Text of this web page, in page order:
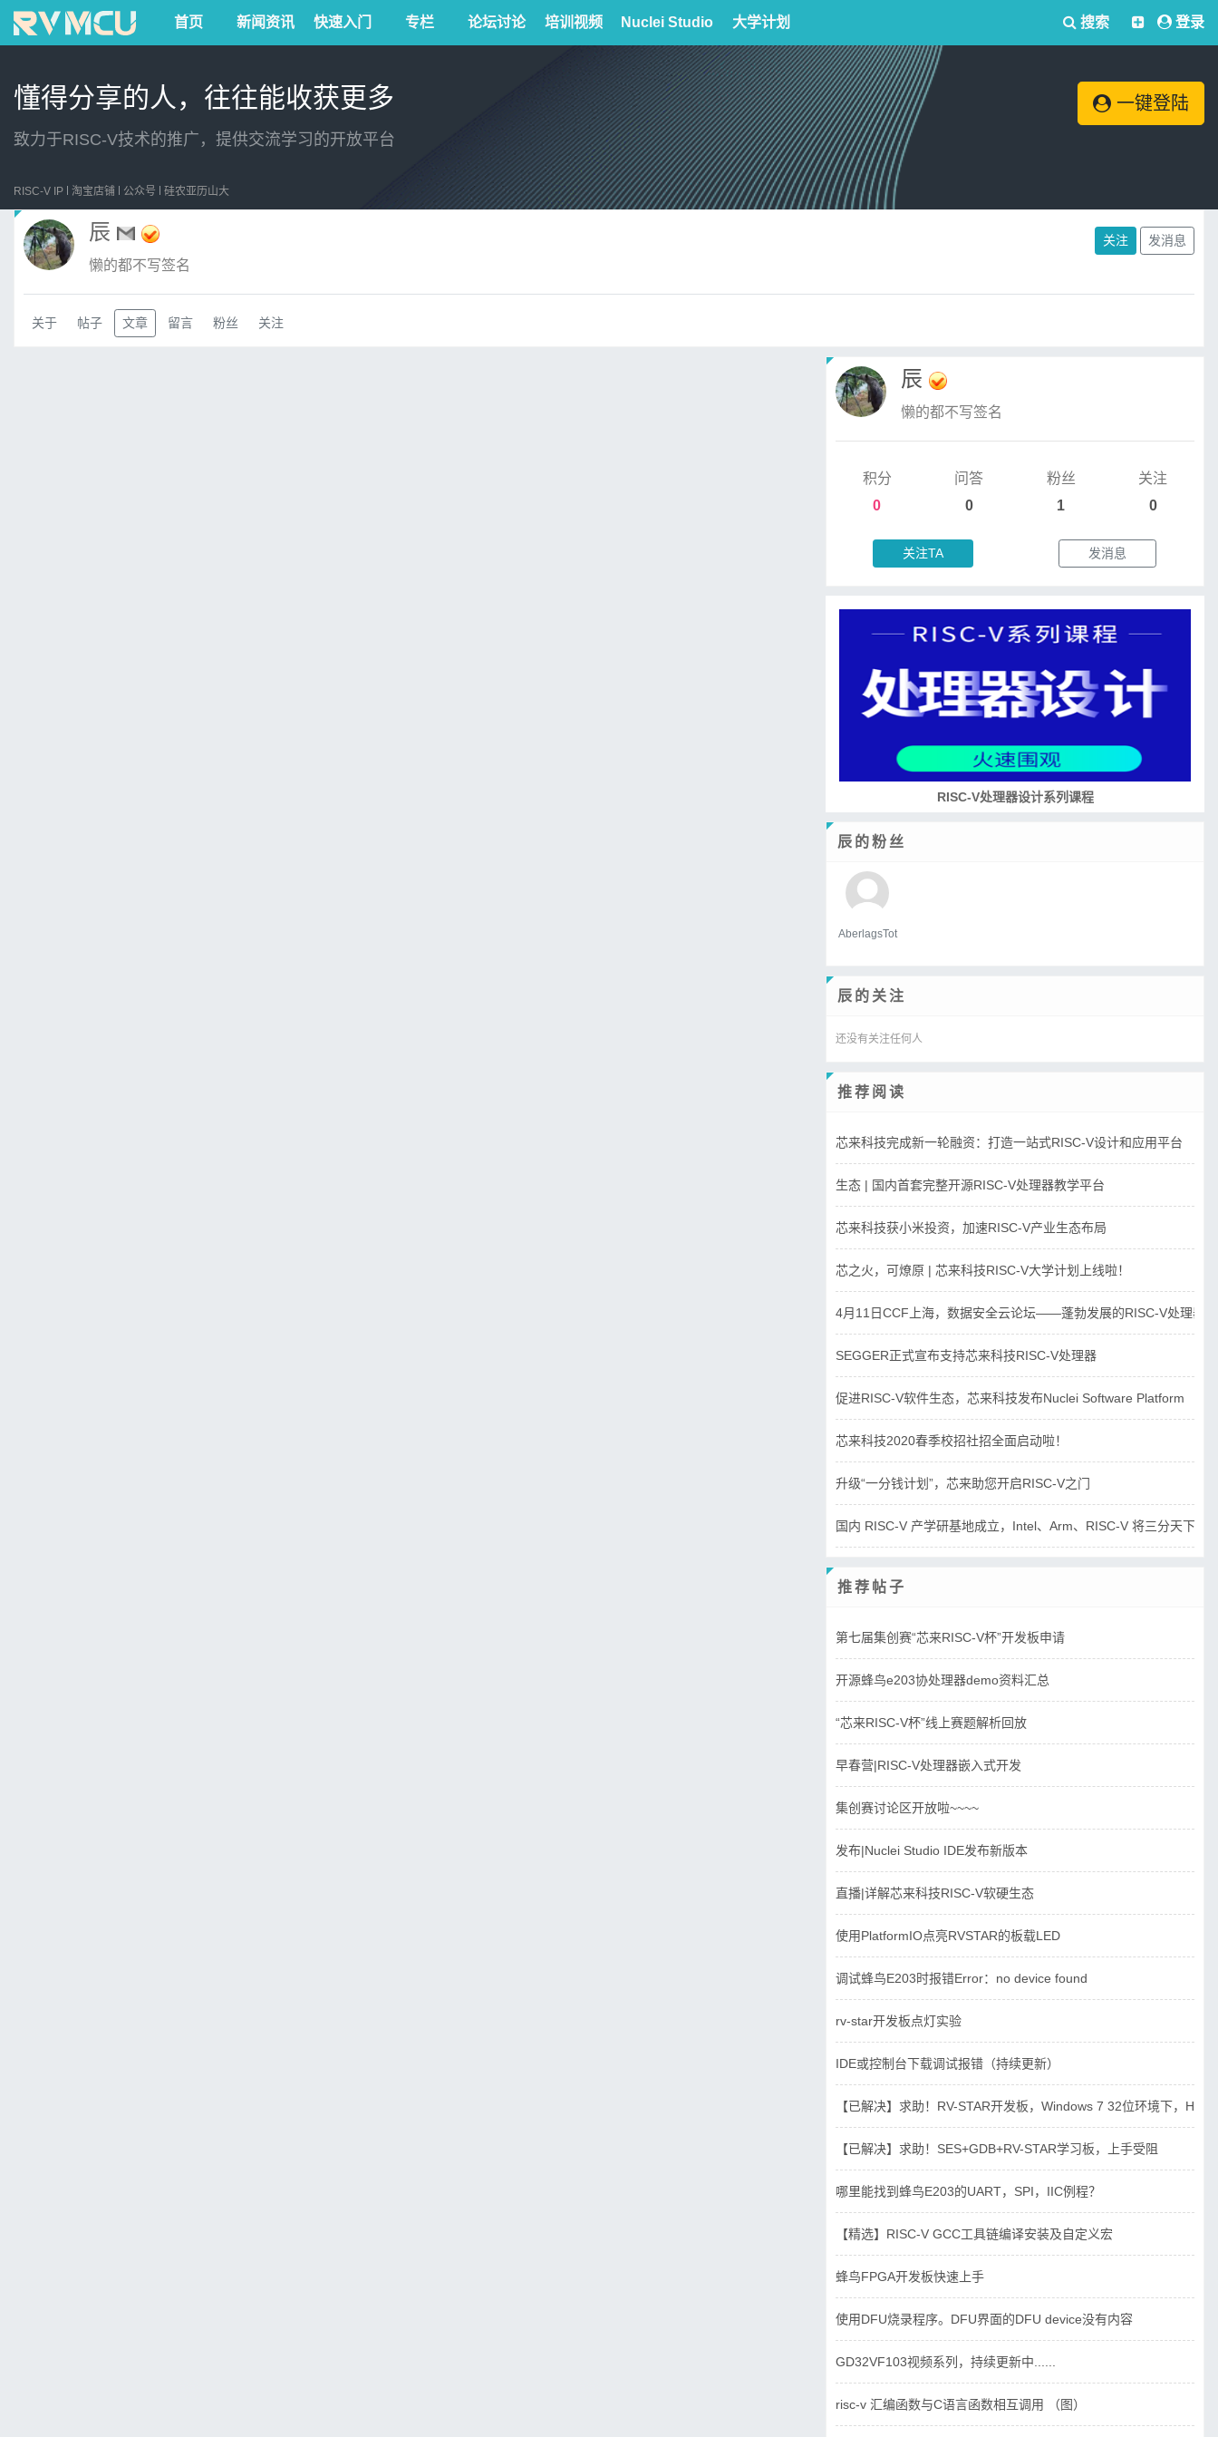
首页 新闻资讯 快速入门 专栏 论坛讨论 培训视频 Nuclei Studio 大学计划 搜索 登录
懂得分享的人，往往能收获更多
致力于RISC-V技术的推广，提供交流学习的开放平台
一键登陆
RISC-V IP 淘宝店铺 公众号 硅农亚历山大
辰
懒的都不写签名
关注 发消息
关于 帖子 文章 留言 粉丝 关注
辰
懒的都不写签名
积分
0
问答
0
粉丝
1
关注
0
关注TA 发消息
RISC-V处理器设计系列课程
辰的粉丝
AberlagsTot
辰的关注
还没有关注任何人
推荐阅读
芯来科技完成新一轮融资：打造一站式RISC-V设计和应用平台
生态 | 国内首套完整开源RISC-V处理器教学平台
芯来科技获小米投资，加速RISC-V产业生态布局
芯之火，可燎原 | 芯来科技RISC-V大学计划上线啦！
4月11日CCF上海，数据安全云论坛——蓬勃发展的RISC-V处理器
SEGGER正式宣布支持芯来科技RISC-V处理器
促进RISC-V软件生态，芯来科技发布Nuclei Software Platform
芯来科技2020春季校招社招全面启动啦！
升级“一分钱计划”，芯来助您开启RISC-V之门
国内 RISC-V 产学研基地成立，Intel、Arm、RISC-V 将三分天下？
推荐帖子
第七届集创赛“芯来RISC-V杯”开发板申请
开源蜂鸟e203协处理器demo资料汇总
“芯来RISC-V杯”线上赛题解析回放
早春营|RISC-V处理器嵌入式开发
集创赛讨论区开放啦~~~~
发布|Nuclei Studio IDE发布新版本
直播|详解芯来科技RISC-V软硬生态
使用PlatformIO点亮RVSTAR的板载LED
调试蜂鸟E203时报错Error：no device found
rv-star开发板点灯实验
IDE或控制台下载调试报错（持续更新）
【已解决】求助！RV-STAR开发板，Windows 7 32位环境下，
【已解决】求助！SES+GDB+RV-STAR学习板，上手受阻
哪里能找到蜂鸟E203的UART，SPI，IIC例程？
【精选】RISC-V GCC工具链编译安装及自定义宏
蜂鸟FPGA开发板快速上手
使用DFU烧录程序。DFU界面的DFU device没有内容
GD32VF103视频系列，持续更新中......
risc-v 汇编函数与C语言函数相互调用 （图）